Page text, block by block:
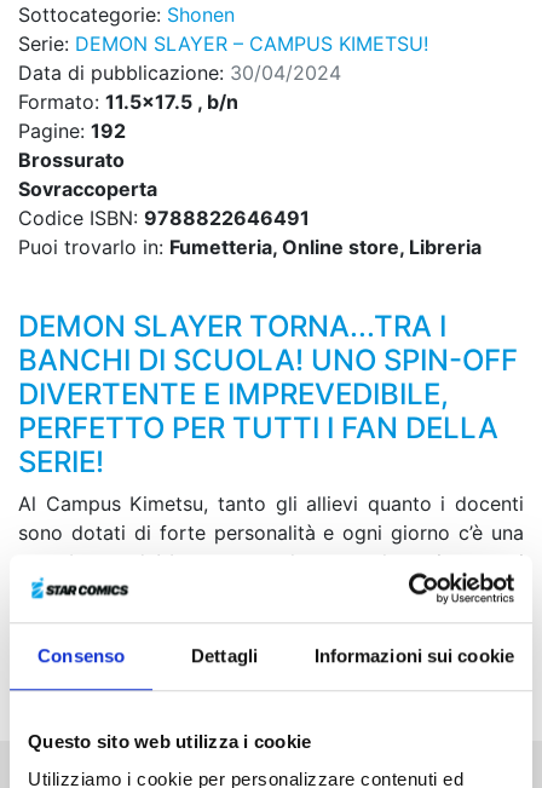
Consenso Dettagli Informazioni sui cookie
Questo sito web utilizza i cookie
Utilizziamo i cookie per personalizzare contenuti ed
Sottocategorie: Shonen
Serie: DEMON SLAYER – CAMPUS KIMETSU!
Data di pubblicazione: 30/04/2024
Formato: 11.5x17.5 , b/n
Pagine: 192
Brossurato
Sovraccoperta
Codice ISBN: 9788822646491
Puoi trovarlo in: Fumetteria, Online store, Libreria
DEMON SLAYER TORNA...TRA I
BANCHI DI SCUOLA! UNO SPIN-OFF
DIVERTENTE E IMPREVEDIBILE,
PERFETTO PER TUTTI I FAN DELLA
SERIE!
Al Campus Kimetsu, tanto gli allievi quanto i docenti
sono dotati di forte personalità e ogni giorno c’è una
gran baraonda! In questo volume, tra le varie cose, i
nostri beniamini si troveranno alle prese con l’arrivo di
un gatto a scuola, faranno baruffa per le terme e
avranno a che fare anche con delle misteriose